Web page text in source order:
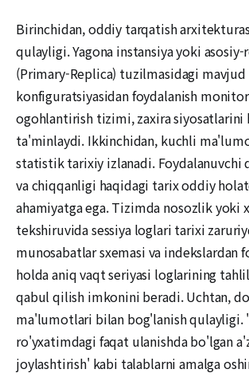
Birinchidan, oddiy tarqatish
qulayligi. Yagona instansiya yoki
(Primary-Replica) tuzilmasidagi mavjud
konfiguratsiyasidan foydalanish
ogohlantirish tizimi, zaxira
ta'minlaydi. Ikkinchidan, kuchli
statistik tarixiy izlanadi. Foydalanuvchi
va chiqqanligi haqidagi tarix oddiy
ahamiyatga ega. Tizimda nosozlik yoki
tekshiruvida sessiya loglari tarixi
munosabatlar sxemasi va indekslardan
holda aniq vaqt seriyasi loglarining
qabul qilish imkonini beradi. Uchtan,
ma'lumotlari bilan bog'lanish qulayligi.
ro'yxatimdagi faqat ulanishda bo'lgan
joylashtirish' kabi talablarni amalga